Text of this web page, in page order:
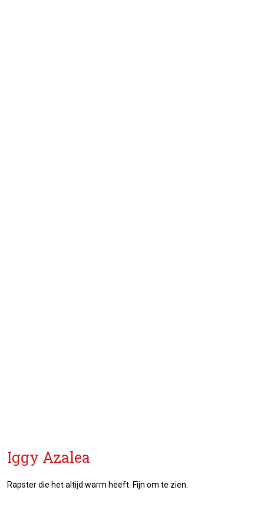
Iggy Azalea
Rapster die het altijd warm heeft. Fijn om te zien.